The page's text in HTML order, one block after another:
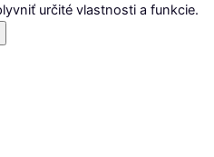
určité vlastnosti a funkcie.